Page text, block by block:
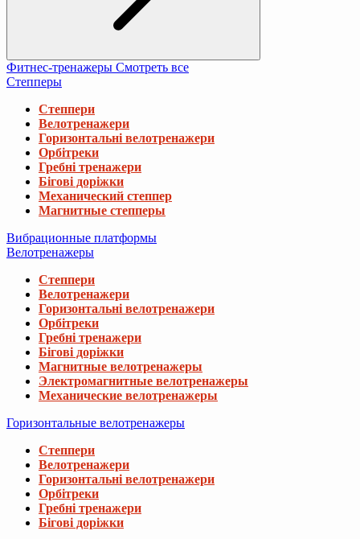
Фитнес-тренажеры Смотреть все
Степперы
Степпери
Велотренажери
Горизонтальні велотренажери
Орбітреки
Гребні тренажери
Бігові доріжки
Механический степпер
Магнитные степперы
Вибрационные платформы
Велотренажеры
Степпери
Велотренажери
Горизонтальні велотренажери
Орбітреки
Гребні тренажери
Бігові доріжки
Магнитные велотренажеры
Электромагнитные велотренажеры
Механические велотренажеры
Горизонтальные велотренажеры
Степпери
Велотренажери
Горизонтальні велотренажери
Орбітреки
Гребні тренажери
Бігові доріжки